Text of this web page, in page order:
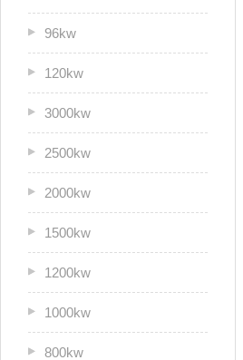
96kw
120kw
3000kw
2500kw
2000kw
1500kw
1200kw
1000kw
800kw